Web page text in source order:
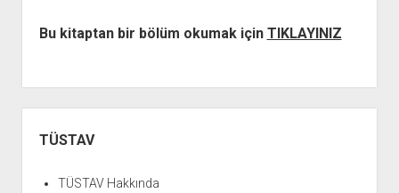
Bu kitaptan bir bölüm okumak için TIKLAYINIZ
Menü
TÜSTAV
TÜSTAV Hakkında